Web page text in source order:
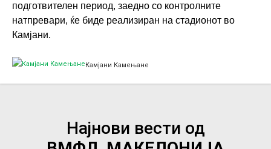
подготвителен период, заедно со контролните
натпревари, ќе биде реализиран на стадионот во
Камјани.
Камјани Камењане
Најнови вести од